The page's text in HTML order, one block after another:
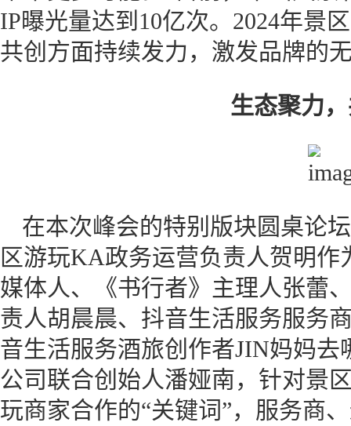
IP曝光量达到10亿次。2024年景
共创方面持续发力，激发品牌的
生态聚力
在本次峰会的特别版块圆桌论
区游玩KA政务运营负责人贺明
媒体人、《书行者》主理人张蕾
责人胡晨晨、抖音生活服务服务
音生活服务酒旅创作者JIN妈妈
公司联合创始人潘娅南，针对景
玩商家合作的“关键词”，服务商